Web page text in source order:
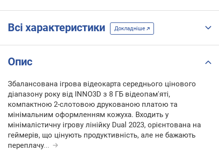
Всі характеристики Докладніше
Опис
Збалансована ігрова відеокарта середнього цінового
діапазону року від INNO3D з 8 ГБ відеопам'яті,
компактною 2-слотовою друкованою платою та
мінімальним оформленням кожуха. Входить у
мінімалістичну ігрову лінійку Dual 2023, орієнтована на
геймерів, що цінують продуктивність, але не бажають
переплачу...